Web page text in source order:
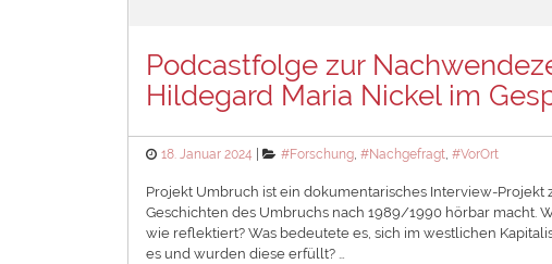
Podcastfolge zur
Hildegard Maria Nickel im
Posted
18. Januar 2024 Categories
#Forschung ,#Nachgefragt ,#VorOrt
Projekt Umbruch ist ein dokumentarisches Interview-
Geschichten des Umbruchs nach 1989/1990 hörbar macht.
wie reflektiert? Was bedeutete es, sich im westlichen
es und wurden diese erfüllt? …